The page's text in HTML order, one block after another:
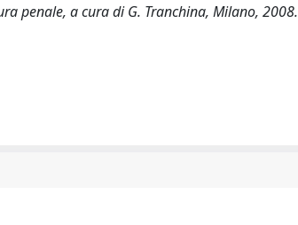
penale, a cura di G. Tranchina, Milano, 2008.